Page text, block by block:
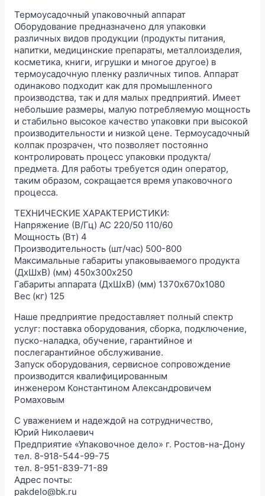
Термоусадочный упаковочный аппарат
Оборудование предназначено для упаковки
различных видов продукции (продукты питания,
напитки, медицинские препараты, металлоизделия,
косметика, книги, игрушки и многое другое) в
термоусадочную пленку различных типов. Аппарат
одинаково подходит как для промышленного
производства, так и для малых предприятий. Имеет
небольшие размеры, малую потребляемую мощность
и стабильно высокое качество упаковки при высокой
производительности и низкой цене. Термоусадочный
колпак прозрачен, что позволяет постоянно
контролировать процесс упаковки продукта/
предмета. Для работы требуется один оператор,
таким образом, сокращается время упаковочного
процесса.
ТЕХНИЧЕСКИЕ ХАРАКТЕРИСТИКИ:
Напряжение (В/Гц) АС 220/50 110/60
Мощность (Вт) 4
Производительность (шт/час) 500-800
Максимальные габариты упаковываемого продукта
(ДхШхВ) (мм) 450х300х250
Габариты аппарата (ДхШхВ) (мм) 1370х670х1080
Вес (кг) 125
Наше предприятие предоставляет полный спектр
услуг: поставка оборудования, сборка, подключение,
пуско-наладка, обучение, гарантийное и
послегарантийное обслуживание.
Запуск оборудования, сервисное сопровождение
производится квалифицированным
инженером Константином Александровичем
Ромаховым
С уважением и надеждой на сотрудничество,
Юрий Николаевич
Предприятие «Упаковочное дело» г. Ростов-на-Дону
тел. 8-918-544-99-75
тел. 8-951-839-71-89
Адрес почты:
pakdelo@bk.ru